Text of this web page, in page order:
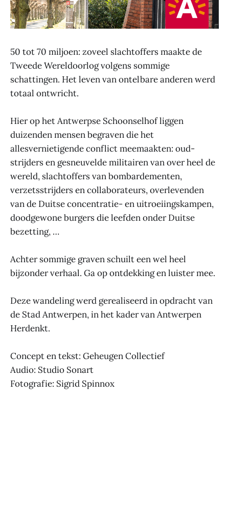
50 tot 70 miljoen: zoveel slachtoffers maakte de
Tweede Wereldoorlog volgens sommige
schattingen. Het leven van ontelbare anderen werd
totaal ontwricht.
Hier op het Antwerpse Schoonselhof liggen
duizenden mensen begraven die het
allesvernietigende conflict meemaakten: oud-
strijders en gesneuvelde militairen van over heel de
wereld, slachtoffers van bombardementen,
verzetsstrijders en collaborateurs, overlevenden
van de Duitse concentratie- en uitroeiingskampen,
doodgewone burgers die leefden onder Duitse
bezetting, …
Achter sommige graven schuilt een wel heel
bijzonder verhaal. Ga op ontdekking en luister mee.
Deze wandeling werd gerealiseerd in opdracht van
de Stad Antwerpen, in het kader van Antwerpen
Herdenkt.
Concept en tekst: Geheugen Collectief
Audio: Studio Sonart
Fotografie: Sigrid Spinnox